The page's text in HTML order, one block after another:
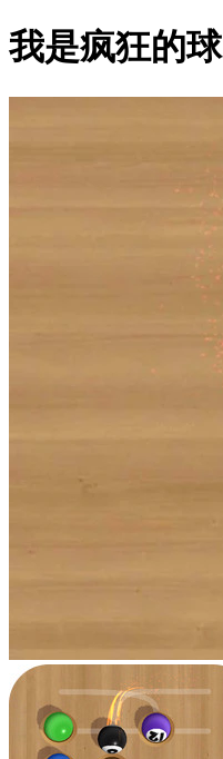
我是疯狂的球